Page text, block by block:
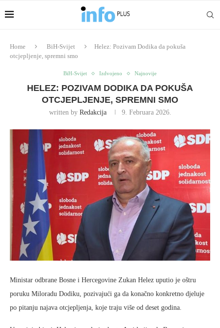
Home BiH-Svijet
Helez: Pozivam Dodika da pokuša
otcjepljenje, spremni smo
BiH-Svijet Izdvojeno Najnovije
HELEZ: POZIVAM DODIKA DA POKUŠA
OTCJEPLJENJE, SPREMNI SMO
written by Redakcija 9. Februara 2026.
Ministar odbrane Bosne i Hercegovine Zukan Helez uputio je oštru
poruku Miloradu Dodiku, pozivajući ga da konačno konkretno djeluje
po pitanju najava otcjepljenja, koje traju više od deset godina.